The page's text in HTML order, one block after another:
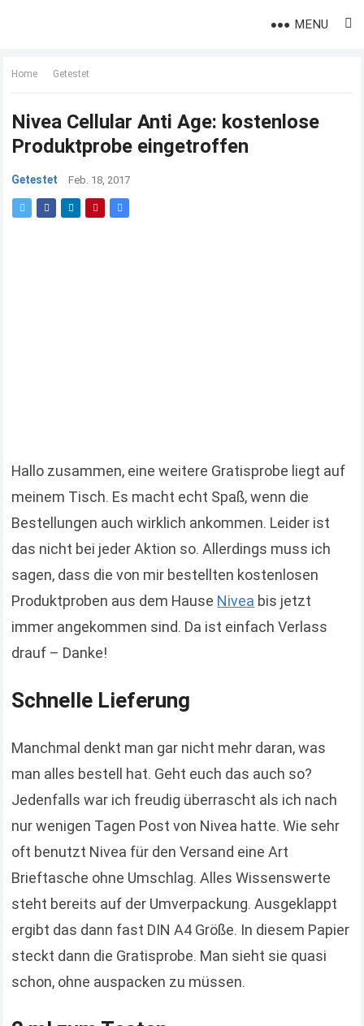
MENU
Home Getestet
Nivea Cellular Anti Age: kostenlose
Produktprobe eingetroffen
Getestet Feb. 18, 2017
Hallo zusammen, eine weitere Gratisprobe liegt auf
meinem Tisch. Es macht echt Spaß, wenn die
Bestellungen auch wirklich ankommen. Leider ist
das nicht bei jeder Aktion so. Allerdings muss ich
sagen, dass die von mir bestellten kostenlosen
Produktproben aus dem Hause Nivea bis jetzt
immer angekommen sind. Da ist einfach Verlass
drauf – Danke!
Schnelle Lieferung
Manchmal denkt man gar nicht mehr daran, was
man alles bestell hat. Geht euch das auch so?
Jedenfalls war ich freudig überrascht als ich nach
nur wenigen Tagen Post von Nivea hatte. Wie sehr
oft benutzt Nivea für den Versand eine Art
Brieftasche ohne Umschlag. Alles Wissenswerte
steht bereits auf der Umverpackung. Ausgeklappt
ergibt das dann fast DIN A4 Größe. In diesem Papier
steckt dann die Gratisprobe. Man sieht sie quasi
schon, ohne auspacken zu müssen.